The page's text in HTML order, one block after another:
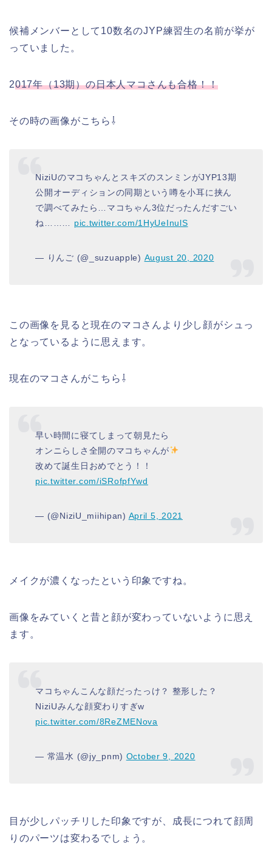
候補メンバーとして10数名のJYP練習生の名前が挙が
っていました。
2017年（13期）の日本人マコさんも合格！！
その時の画像がこちら⇩
NiziUのマコちゃんとスキズのスンミンがJYP13期
公開オーディションの同期という噂を小耳に挟ん
で調べてみたら…マコちゃん3位だったんだすごい
ね……… pic.twitter.com/1HyUeInulS
— りんご (@_suzuapple) August 20, 2020
この画像を見ると現在のマコさんより少し顔がシュっ
となっているように思えます。
現在のマコさんがこちら⇩
早い時間に寝てしまって朝見たら
オンニらしさ全開のマコちゃんが
改めて誕生日おめでとう！！
pic.twitter.com/iSRofpfYwd
— (@NiziU_miihipan) April 5, 2021
メイクが濃くなったという印象ですね。
画像をみていくと昔と顔が変わっていないように思え
ます。
マコちゃんこんな顔だったっけ？ 整形した？
NiziUみんな顔変わりすぎw
pic.twitter.com/8ReZMENova
— 常温水 (@jy_pnm) October 9, 2020
目が少しパッチリした印象ですが、成長につれて顔周
りのパーツは変わるでしょう。